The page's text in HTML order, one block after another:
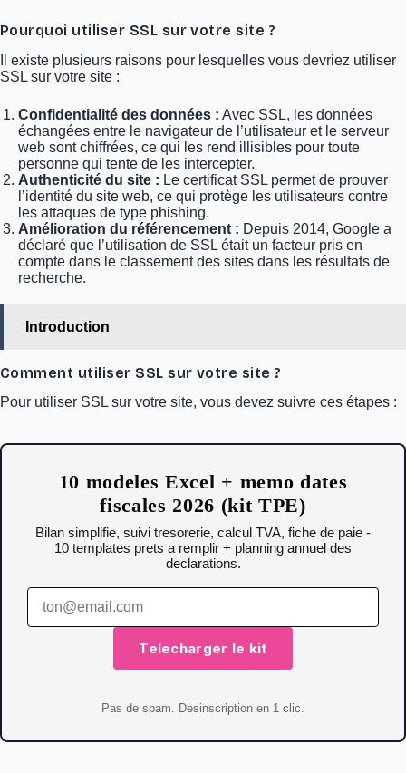
Pourquoi utiliser SSL sur votre site ?
Il existe plusieurs raisons pour lesquelles vous devriez utiliser
SSL sur votre site :
Confidentialité des données : Avec SSL, les données
échangées entre le navigateur de l’utilisateur et le serveur
web sont chiffrées, ce qui les rend illisibles pour toute
personne qui tente de les intercepter.
Authenticité du site : Le certificat SSL permet de prouver
l’identité du site web, ce qui protège les utilisateurs contre
les attaques de type phishing.
Amélioration du référencement : Depuis 2014, Google a
déclaré que l’utilisation de SSL était un facteur pris en
compte dans le classement des sites dans les résultats de
recherche.
Introduction
Comment utiliser SSL sur votre site ?
Pour utiliser SSL sur votre site, vous devez suivre ces étapes :
10 modeles Excel + memo dates
fiscales 2026 (kit TPE)
Bilan simplifie, suivi tresorerie, calcul TVA, fiche de paie -
10 templates prets a remplir + planning annuel des
declarations.
Telecharger le kit
Pas de spam. Desinscription en 1 clic.